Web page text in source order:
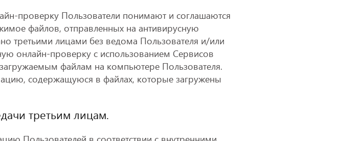
проверку Пользователи понимают и соглашаются
файлов, отправленных на антивирусную
третьими лицами без ведома Пользователя и/или
онлайн-проверку с использованием Сервисов
файлам на компьютере Пользователя.
содержащуюся в файлах, которые загружены
третьим лицам.